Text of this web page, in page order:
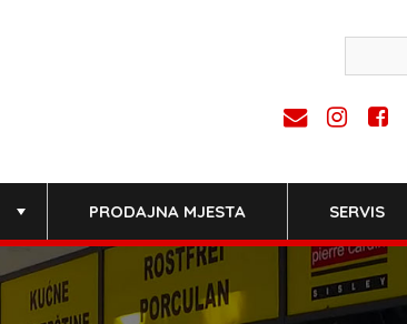
PRODAJNA MJESTA SERVIS